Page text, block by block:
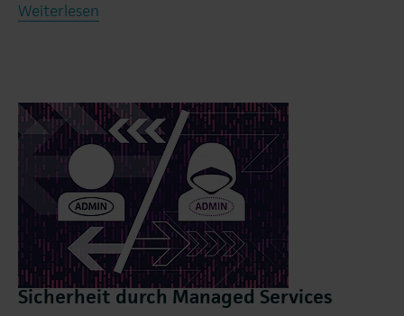
Weiterlesen
Sicherheit durch Managed Services